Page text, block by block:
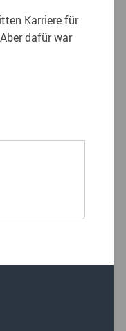
Karriere für
dafür war